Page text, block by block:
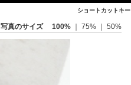
ショートカットキー
写真のサイズ 100% 75% 50%